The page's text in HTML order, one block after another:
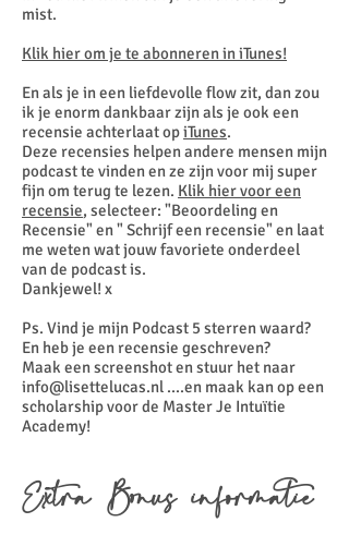
mist.
Klik hier om je te abonneren in iTunes!
En als je in een liefdevolle flow zit, dan zou
ik je enorm dankbaar zijn als je ook een
recensie achterlaat opiTunes.
Deze recensies helpen andere mensen mijn
podcast te vinden en ze zijn voor mij super
fijn om terug te lezen. Klik hier voor een
recensie, selecteer: "Beoordeling en
Recensie" en " Schrijf een recensie" en laat
me weten wat jouw favoriete onderdeel
van de podcast is.
Dankjewel! x
Ps. Vind je mijn Podcast 5 sterren waard?
En heb je een recensie geschreven?
Maak een screenshot en stuur het naar
info@lisettelucas.nl ....en maak kan op een
scholarship voor de Master Je Intuïtie
Academy!
Extra Bonus informatie